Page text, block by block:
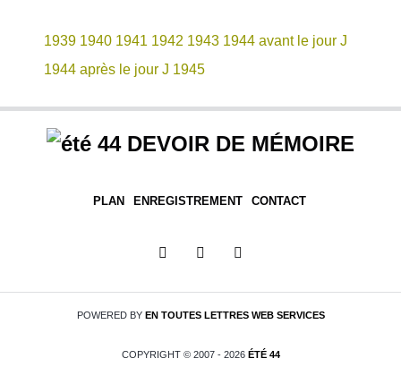
1939 1940 1941 1942 1943 1944 avant le jour J
1944 après le jour J 1945
DEVOIR DE MÉMOIRE
PLAN ENREGISTREMENT CONTACT
POWERED BY EN TOUTES LETTRESWEB SERVICES
COPYRIGHT © 2007 - 2026 ÉTÉ 44